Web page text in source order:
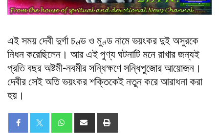
এই সময় দেবী দুর্গা চণ্ড ও মুণ্ড নামে ভয়ংকর দুই অসুরকে
নিধন করেছিলেন। আর এই পুণ্য ঘটনাটি মনে রাখার জন্যই
প্রতি বছর অষ্টমী-নবমীর সন্ধিক্ষণে সন্ধিপুজোর আয়োজন।
দেবীর সেই অতি ভয়ংকর শক্তিকেই নতুন করে আরাধনা করা
হয়।